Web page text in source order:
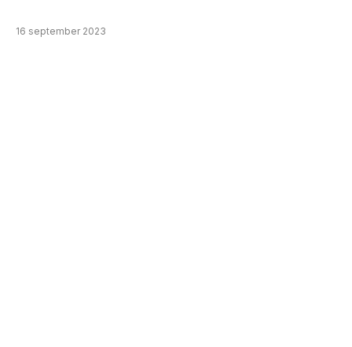
16 september 2023